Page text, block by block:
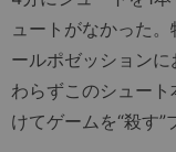
ュートがなかった
ールポゼッション
わらずこのシュー
けてゲームを“殺す”